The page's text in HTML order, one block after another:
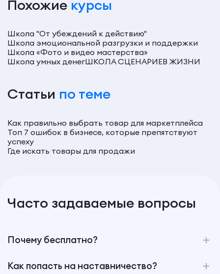
Похожие курсы
Школа "От убеждений к действию"
Школа эмоциональной разгрузки и поддержки
Школа «Фото и видео мастерства»
Школа умных денегШКОЛА СЦЕНАРИЕВ ЖИЗНИ
Статьи по теме
Как правильно выбрать товар для маркетплейса
Топ 7 ошибок в бизнесе, которые препятствуют
успеху
Где искать товары для продажи
Часто задаваемые вопросы
Почему бесплатно?
Как попасть на наставничество?